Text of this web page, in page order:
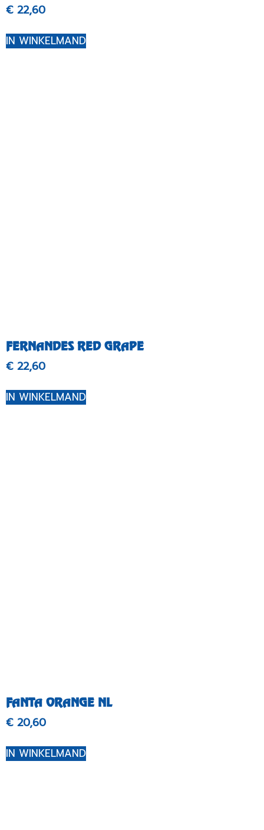
€22,60
IN WINKELMAND
FERNANDES RED GRAPE
€22,60
IN WINKELMAND
FANTA ORANGE NL
€20,60
IN WINKELMAND